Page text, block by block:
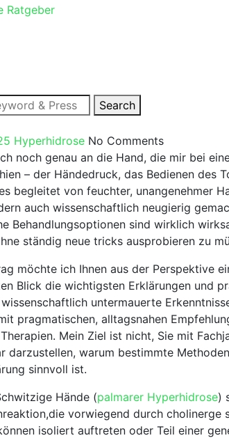
Search
Hyperhidrose No Comments
noch genau an die Hand, die mir ​bei
– der Händedruck, ⁢das​ Bedienen des
begleitet von feuchter,‌ unangenehmer
⁣auch ⁣wissenschaftlich neugierig
Behandlungsoptionen sind wirklich
ständig neue⁢ tricks ausprobieren zu
möchte ich Ihnen aus​ der Perspektive
Blick die wichtigsten Erklärungen und
⁤untermauerte
pragmatischen, alltagsnahen
Mein Ziel ist nicht, Sie mit
darzustellen, warum bestimmte
sinnvoll‍ ist.
⁣Hände (palmarer Hyperhidrose)‌
vorwiegend durch
isoliert auftreten oder Teil​ einer